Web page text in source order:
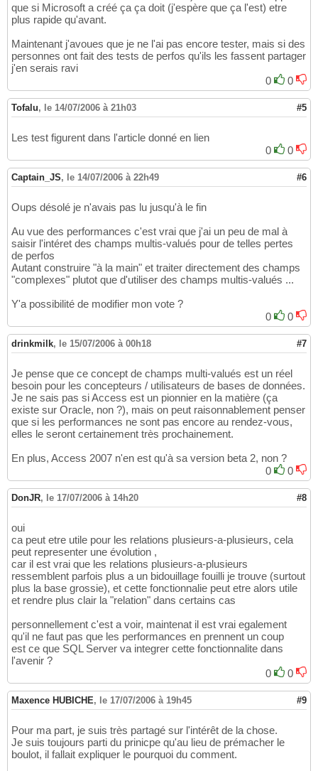
que si Microsoft a créé ça ça doit (j'espère que ça l'est) etre
plus rapide qu'avant.
Maintenant j'avoues que je ne l'ai pas encore tester, mais si des
personnes ont fait des tests de perfos qu'ils les fassent partager
j'en serais ravi
0
0
Tofalu, le 14/07/2006 à 21h03 #5
Les test figurent dans l'article donné en lien
0
0
Captain_JS, le 14/07/2006 à 22h49 #6
Oups désolé je n'avais pas lu jusqu'à le fin
Au vue des performances c'est vrai que j'ai un peu de mal à
saisir l'intéret des champs multis-valués pour de telles pertes
de perfos
Autant construire "à la main" et traiter directement des champs
"complexes" plutot que d'utiliser des champs multis-valués ...
Y'a possibilité de modifier mon vote ?
0
0
drinkmilk, le 15/07/2006 à 00h18 #7
Je pense que ce concept de champs multi-valués est un réel
besoin pour les concepteurs / utilisateurs de bases de données.
Je ne sais pas si Access est un pionnier en la matière (ça
existe sur Oracle, non ?), mais on peut raisonnablement penser
que si les performances ne sont pas encore au rendez-vous,
elles le seront certainement très prochainement.
En plus, Access 2007 n'en est qu'à sa version beta 2, non ?
0
0
DonJR, le 17/07/2006 à 14h20 #8
oui
ca peut etre utile pour les relations plusieurs-a-plusieurs, cela
peut representer une évolution ,
car il est vrai que les relations plusieurs-a-plusieurs
ressemblent parfois plus a un bidouillage fouilli je trouve (surtout
plus la base grossie), et cette fonctionnalie peut etre alors utile
et rendre plus clair la "relation" dans certains cas
personnellement c'est a voir, maintenat il est vrai egalement
qu'il ne faut pas que les performances en prennent un coup
est ce que SQL Server va integrer cette fonctionnalite dans
l'avenir ?
0
0
Maxence HUBICHE, le 17/07/2006 à 19h45 #9
Pour ma part, je suis très partagé sur l'intérêt de la chose.
Je suis toujours parti du prinicpe qu'au lieu de prémacher le
boulot, il fallait expliquer le pourquoi du comment.